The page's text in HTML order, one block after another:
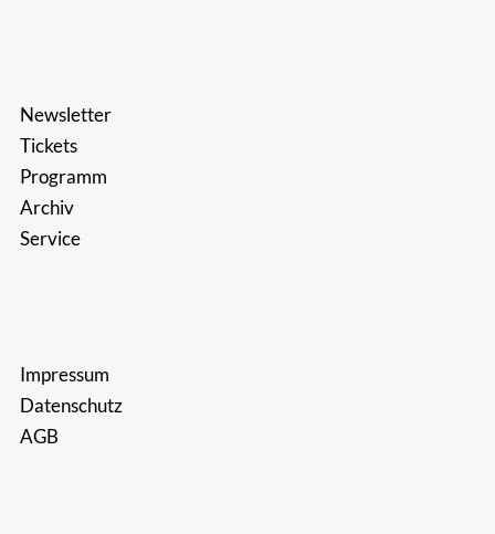
Newsletter
Tickets
Programm
Archiv
Service
Impressum
Datenschutz
AGB